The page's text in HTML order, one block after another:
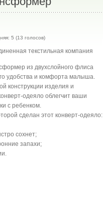
5 (13 голосов)
текстильная компания
из двухслойного флиса
удобства и комфорта малыша.
конструкции изделия и
одеяло облегчит ваши
с ребенком.
сделан этот конверт-одеяло:
сохнет;
запахи;